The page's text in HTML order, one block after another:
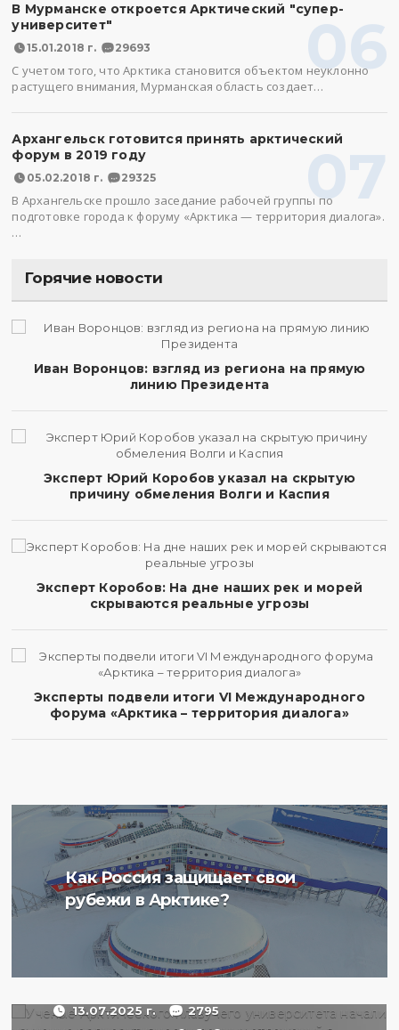
06
В Мурманске откроется Арктический "супер-
университет"
15.01.2018 г. 29693
С учетом того, что Арктика становится объектом неуклонно
растущего внимания, Мурманская область создает…
07
Архангельск готовится принять арктический
форум в 2019 году
05.02.2018 г. 29325
В Архангельске прошло заседание рабочей группы по
подготовке города к форуму «Арктика — территория диалога».
…
Горячие новости
Иван Воронцов: взгляд из региона на прямую
линию Президента
Эксперт Юрий Коробов указал на скрытую
причину обмеления Волги и Каспия
Эксперт Коробов: На дне наших рек и морей
скрываются реальные угрозы
Эксперты подвели итоги VI Международного
форума «Арктика – территория диалога»
Как Россия защищает свои
рубежи в Арктике?
Ученые Арктического
плавучего университета
радиоактивности донных
отложений в Баренцевом
13.07.2025 г. 2795